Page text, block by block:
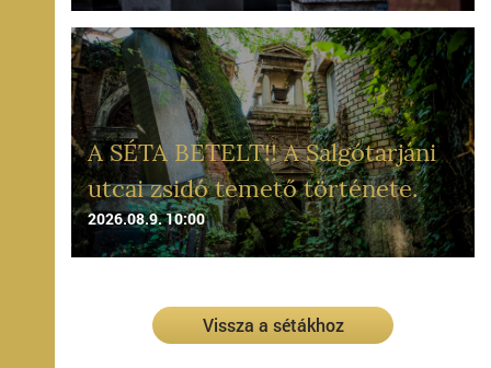
A SÉTA BETELT!! A Salgótarjáni
utcai zsidó temető története.
2026.08.9. 10:00
Vissza a sétákhoz